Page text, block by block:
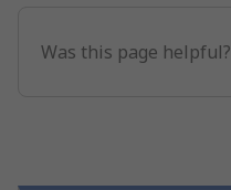
Was this page helpful?